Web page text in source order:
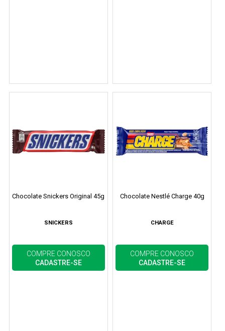
Chocolate Snickers Original 45g
SNICKERS
COMPRE CONOSCO
CADASTRE-SE
Chocolate Nestlé Charge 40g
CHARGE
COMPRE CONOSCO
CADASTRE-SE